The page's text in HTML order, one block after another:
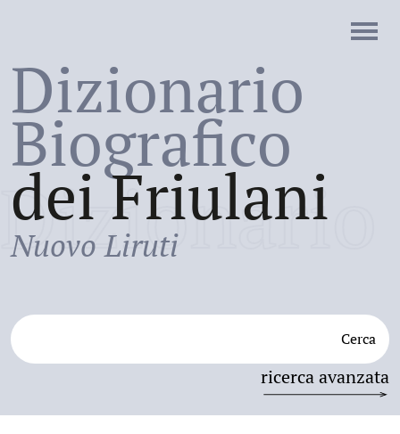
Dizionario
Biografico
dei Friulani
Nuovo Liruti
Cerca
ricerca avanzata
Dizionario